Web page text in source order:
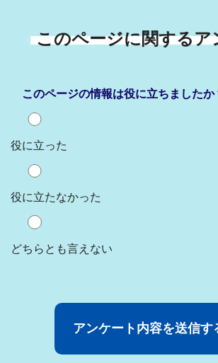
このページに関するア
このページの情報は役に立ちましたか
役に立った
役に立たなかった
どちらとも言えない